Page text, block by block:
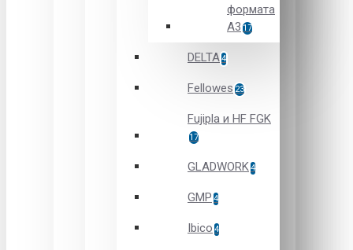
формата
А3 17
DELTA4
Fellowes 23
Fujipla и HF FGK
17
GLADWORK4
GMP 4
Ibico 4